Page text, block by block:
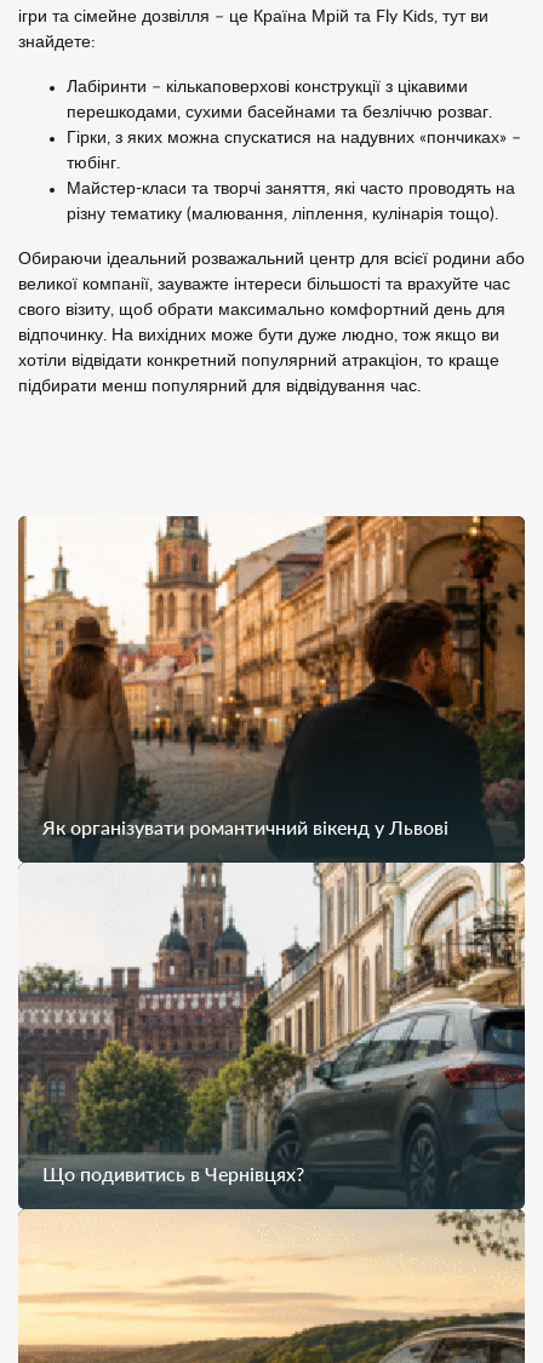
ігри та сімейне дозвілля – це Країна Мрій та Fly Kids, тут ви
знайдете:
Лабіринти – кількаповерхові конструкції з цікавими
перешкодами, сухими басейнами та безліччю розваг.
Гірки, з яких можна спускатися на надувних «пончиках» –
тюбінг.
Майстер-класи та творчі заняття, які часто проводять на
різну тематику (малювання, ліплення, кулінарія тощо).
Обираючи ідеальний розважальний центр для всієї родини або
великої компанії, зауважте інтереси більшості та врахуйте час
свого візиту, щоб обрати максимально комфортний день для
відпочинку. На вихідних може бути дуже людно, тож якщо ви
хотіли відвідати конкретний популярний атракціон, то краще
підбирати менш популярний для відвідування час.
Як організувати романтичний вікенд у Львові
Що подивитись в Чернівцях?